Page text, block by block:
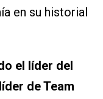
en su historial
el líder del
de Team